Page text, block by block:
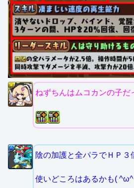
ねずちんはムコカンの子
陰の加護と全パラでＨＰ３
使いどころはあるかも(